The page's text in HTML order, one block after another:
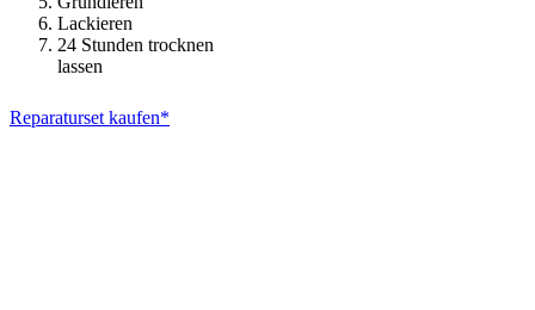
Lackieren
24 Stunden trocknen
lassen
Reparaturset kaufen*